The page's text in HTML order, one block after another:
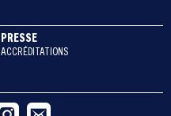
PRESSE
ACCRÉDITATIONS